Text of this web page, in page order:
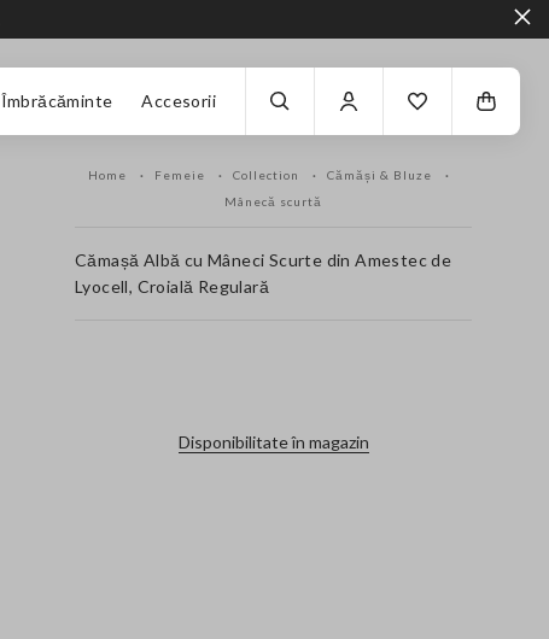
Îmbrăcăminte Accesorii
Home Femeie Collection
Cămăși & Bluze
Mânecă scurtă
Cămașă Albă cu Mâneci Scurte din Amestec de
Lyocell, Croială Regulară
Disponibilitate în magazin